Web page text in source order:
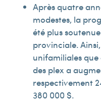
Après quatre
modestes, la
été plus
provinciale.
unifamiliales
des plex a
respectivement
380 000 $.